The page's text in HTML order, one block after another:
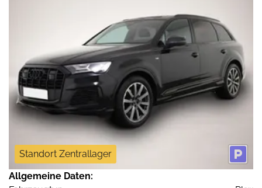
Standort Zentrallager
Allgemeine Daten: